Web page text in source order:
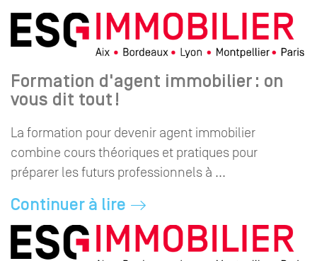
Formation d'agent immobilier : on
vous dit tout !
La formation pour devenir agent immobilier
combine cours théoriques et pratiques pour
préparer les futurs professionnels à ...
Continuer à lire